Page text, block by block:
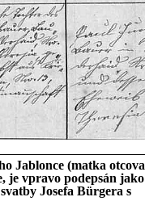
Jablonce (matka otcova
je vpravo podepsán jako
Josefa Bürgera s